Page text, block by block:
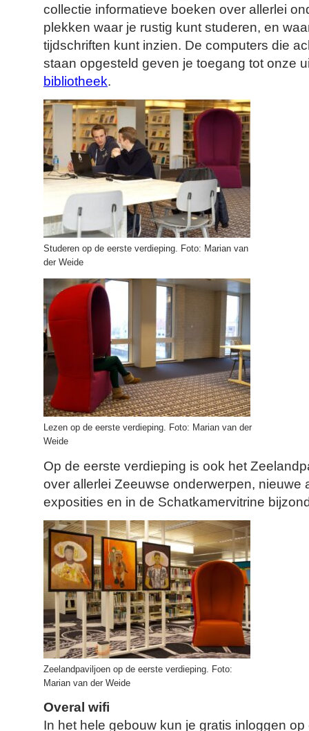
collectie informatieve boeken over allerlei
plekken waar je rustig kunt studeren, en
tijdschriften kunt inzien. De computers die
staan opgesteld geven je toegang tot onze
bibliotheek.
Studeren op de eerste verdieping. Foto: Marian van
der Weide
Lezen op de eerste verdieping. Foto: Marian van der
Weide
Op de eerste verdieping is ook het
over allerlei Zeeuwse onderwerpen, nieuwe
exposities en in de Schatkamervitrine
Zeelandpaviljoen op de eerste verdieping. Foto:
Marian van der Weide
Overal wifi
In het hele gebouw kun je gratis inloggen